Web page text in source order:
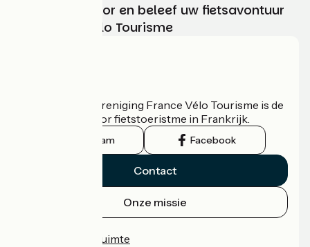
Kies, bereid voor en beleef uw fietsavontuur
met France Vélo Tourisme
De nationale vereniging France Vélo Tourisme is de
officiële gids voor fietstoeristme in Frankrijk.
Instagram Facebook
Contact
Onze missie
Professionele ruimte